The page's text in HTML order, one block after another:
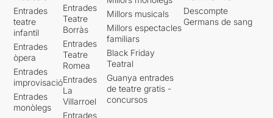
Entrades
teatre
infantil
Entrades
òpera
Entrades
improvisació
Entrades
monòlegs
Entrades
Teatre
Borràs
Entrades
Teatre
Romea
Entrades
La
Villarroel
Entrades
Millors musicals
Millors espectacles
familiars
Black Friday
Teatral
Guanya entrades
de teatre gratis -
concursos
Descompte
Germans de sang